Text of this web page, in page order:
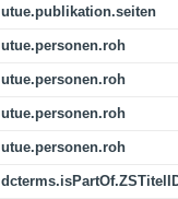
utue.publikation.seiten
utue.personen.roh
utue.personen.roh
utue.personen.roh
utue.personen.roh